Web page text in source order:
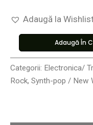
Adaugă la
Adaugă În
Categorii: Electronica/
Rock, Synth-pop / New